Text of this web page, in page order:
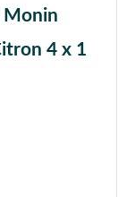
Monin
4 x 1